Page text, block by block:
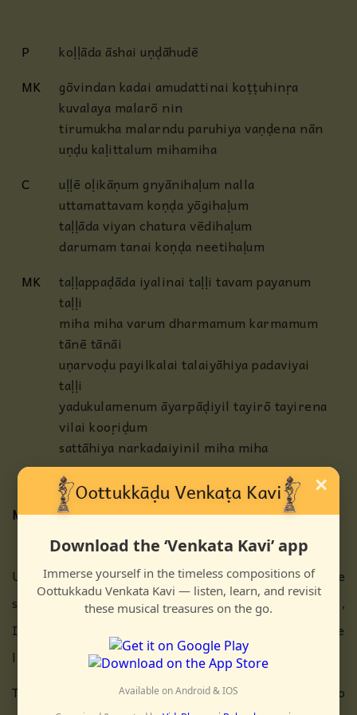
P
koḷḷāda āshai uṇḍāhudē
MK
gōvindan kadai amudattinai koṭṭuhinṛa
kuvalaya malarō nin
tirumukha malarndu paruhiya vaṇḍena nān
uṇḍu kaḷittalum mihamiha
C
uḷḷē oḷikāṇum gnyānihaḷum nalla
uttamattavam koṇḍa yōgihaḷum
taḷḷāda viyan chatura vēdihaḷum
darumam tanai koṇḍa neetihaḷum
MK
taḷḷappaḍāda iyalinai taḷḷi tavam payanum
taḷḷi
miha miha varum dharmamum karmamum
tānē tānāi
uṇarvoḍu payilkalai talaiyāhiya padaviyai
taḷḷi
yadukulamenum āyarpāḍiyil tayirō tayirena
vilai kooṛiḍum
sattāhiya narkadaiyinil miha miha
Meaning
Unbridled desire overwhelms me. When I hear the
story about Govindan which is as sweet as the elixir,
I become the bee that gets intoxicated on seeing the
lily-like face of Govinda.
The sages who see the inner light, like the yogis who
×
Download the ‘Venkata Kavi’ app
Immerse yourself in the timeless compositions of
Oottukkadu Venkata Kavi — listen, learn, and revisit
these musical treasures on the go.
Available on Android & IOS